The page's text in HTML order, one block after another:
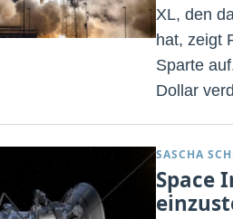
XL, den
hat, zeigt
Sparte
Dollar
SASCHA
Space